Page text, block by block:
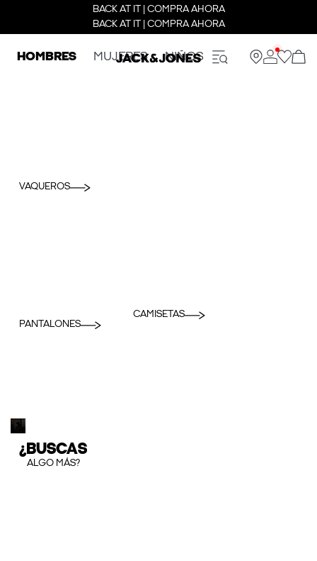
BACK AT IT | COMPRA AHORA
BACK AT IT | COMPRA AHORA
HOMBRES MUJERES NIÑOS
VAQUEROS
PANTALONES
CAMISETAS
¿BUSCAS
ALGO MÁS?